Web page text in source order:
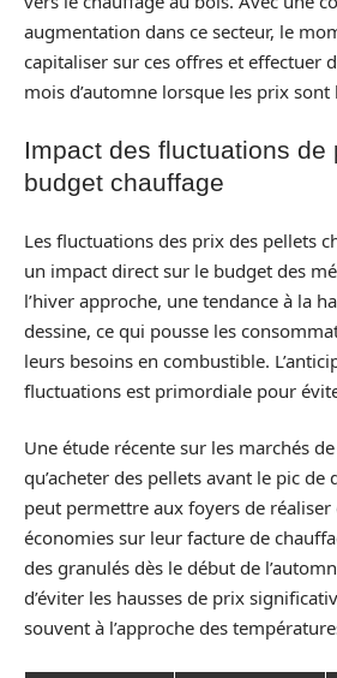
augmentation dans ce secteur, le
capitaliser sur ces offres et effectuer
mois d’automne lorsque les prix
Impact des fluctuations de
budget chauffage
Les fluctuations des prix des pellets
un impact direct sur le budget des
l’hiver approche, une tendance à la
dessine, ce qui pousse les
leurs besoins en combustible.
fluctuations est primordiale pour
Une étude récente sur les marchés
qu’acheter des pellets avant le pic de
peut permettre aux foyers de réaliser
économies sur leur facture de
des granulés dès le début de
d’éviter les hausses de prix
souvent à l’approche des